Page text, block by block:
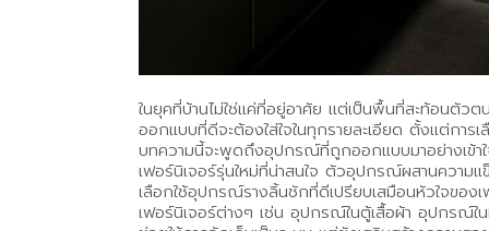
ในยุคที่บ้านไม่ใช่แค่ที่อยู่อาศัย แต่เป็นพื้นที่สะท้อนตั
ออกแบบที่ดีจะต้องใส่ใจในทุกรายละเอียด ตั้งแต่ก
บทความนี้จะพูดถึงอุปกรณ์ที่ถูกออกแบบมาอย่างเข้
เฟอร์นิเจอร์รุ่นใหม่ที่น่าสนใจ ตัวอุปกรณ์ผสานความ
เลือกใช้อุปกรณ์รางลิ้นชักที่ดีเปรียบเสมือนหัวใจของ
เฟอร์นิเจอร์ต่างๆ เช่น อุปกรณ์ในตู้เสื้อผ้า อุปกรณ์ใ